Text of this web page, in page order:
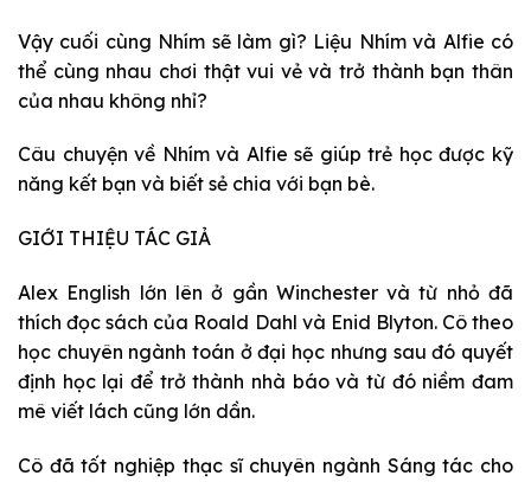
Vậy cuối cùng Nhím sẽ làm gì? Liệu Nhím và Alfie có
thể cùng nhau chơi thật vui vẻ và trở thành bạn thân
của nhau không nhỉ?
Câu chuyện về Nhím và Alfie sẽ giúp trẻ học được kỹ
năng kết bạn và biết sẻ chia với bạn bè.
GIỚI THIỆU TÁC GIẢ
Alex English lớn lên ở gần Winchester và từ nhỏ đã
thích đọc sách của Roald Dahl và Enid Blyton. Cô theo
học chuyên ngành toán ở đại học nhưng sau đó quyết
định học lại để trở thành nhà báo và từ đó niềm đam
mê viết lách cũng lớn dần.
Cô đã tốt nghiệp thạc sĩ chuyên ngành Sáng tác cho